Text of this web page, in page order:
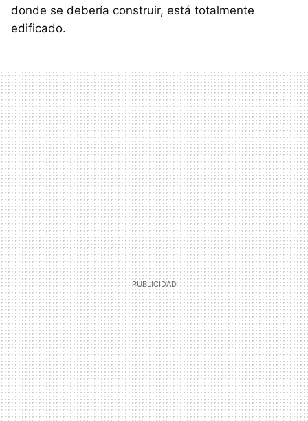
donde se debería construir, está totalmente
edificado.